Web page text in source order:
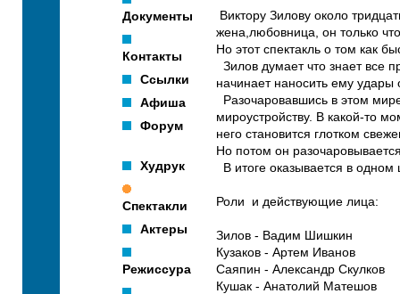
Документы
Контакты
Ссылки
Афиша
Форум
Худрук
Спектакли
Актеры
Режиссура
Виктору Зилову около
жена,любовница, он только
Но этот спектакль о том как
Зилов думает что знает все
начинает наносить ему
Разочаровавшись в этом
мироустройству. В какой-то
него становится глотком
Но потом он
В итоге оказывается в одном
Роли и действующие лица:
Зилов - Вадим Шишкин
Кузаков - Артем Иванов
Саяпин - Александр Скулков
Кушак - Анатолий Матешов